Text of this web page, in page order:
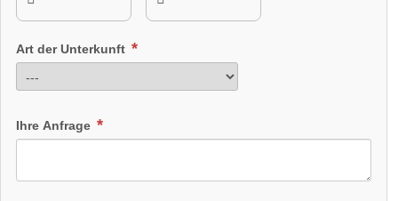
Art der Unterkunft
Ihre Anfrage